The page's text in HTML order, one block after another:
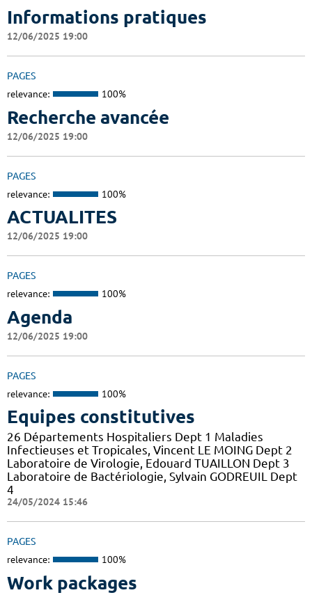
Informations pratiques
12/06/2025 19:00
PAGES
relevance: 100%
Recherche avancée
12/06/2025 19:00
PAGES
relevance: 100%
ACTUALITES
12/06/2025 19:00
PAGES
relevance: 100%
Agenda
12/06/2025 19:00
PAGES
relevance: 100%
Equipes constitutives
26 Départements Hospitaliers Dept 1 Maladies
Infectieuses et Tropicales, Vincent LE MOING Dept 2
Laboratoire de Virologie, Edouard TUAILLON Dept 3
Laboratoire de Bactériologie, Sylvain GODREUIL Dept
4
24/05/2024 15:46
PAGES
relevance: 100%
Work packages